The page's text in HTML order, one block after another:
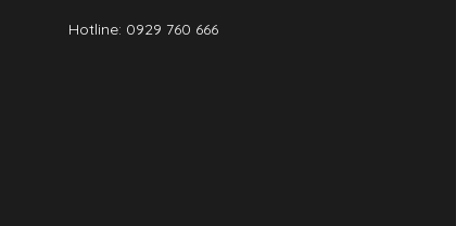
Hotline: 0929 760 666